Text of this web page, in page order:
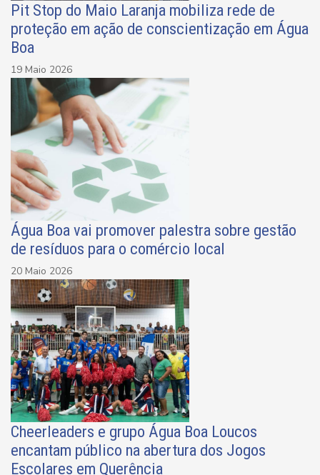
Pit Stop do Maio Laranja mobiliza rede de
proteção em ação de conscientização em Água
Boa
19 Maio 2026
Água Boa vai promover palestra sobre gestão
de resíduos para o comércio local
20 Maio 2026
Cheerleaders e grupo Água Boa Loucos
encantam público na abertura dos Jogos
Escolares em Querência